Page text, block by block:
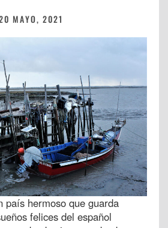
MAYO, 2021
país hermoso que guarda
felices del español